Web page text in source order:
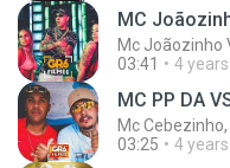
Mc Joãozinho
03:41
4
Mc
03:25
4